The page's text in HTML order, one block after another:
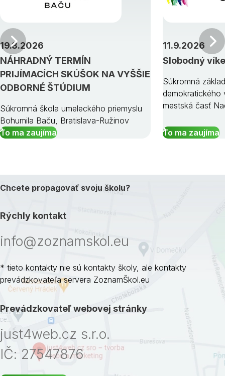
NÁHRADNÝ TERMÍN
PRIJÍMACÍCH SKÚŠOK NA VYŠŠIE
ODBORNÉ ŠTÚDIUM
19.8.2026
Súkromná škola umeleckého priemyslu
Bohumila Baču, Bratislava-Ružinov
To ma zaujíma
Slobodný
11.9.2026
Súkromná
demokratického
mestská časť
To ma zaujíma
Predchádzajúci
Chcete propagovať svoju školu?
Rýchly kontakt
info@zoznamskol.eu
* tieto kontakty nie sú kontakty školy, ale kontakty
prevádzkovateľa servera ZoznamŠkol.eu
Prevádzkovateľ webovej stránky
just4web.cz s.r.o.
IČ: 27547876